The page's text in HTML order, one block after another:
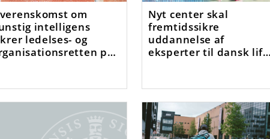
om
intelligens
ledelses- og
på
Nyt center skal
fremtidssikre
uddannelse af
eksperter til dansk life